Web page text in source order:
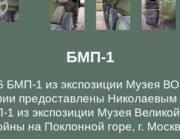
БМП-1
БМП-1 из экспозиции Музея
предоставлены
из экспозиции Музея
на Поклонной горе, г.